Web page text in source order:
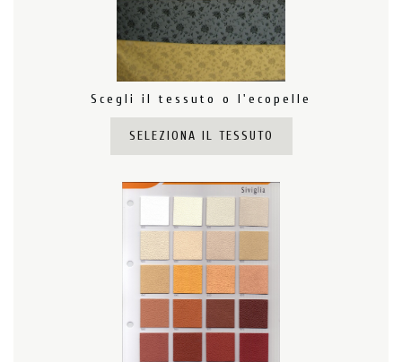
Scegli il tessuto o l'ecopelle
SELEZIONA IL TESSUTO